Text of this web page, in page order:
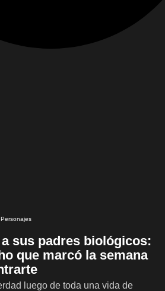
Personajes
sus padres biológicos:
que marcó la semana
luego de toda una vida de